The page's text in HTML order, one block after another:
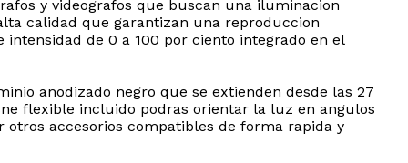
y videografos que buscan una iluminacion
calidad que garantizan una reproduccion
de 0 a 100 por ciento integrado en el
anodizado negro que se extienden desde las 27
flexible incluido podras orientar la luz en angulos
accesorios compatibles de forma rapida y